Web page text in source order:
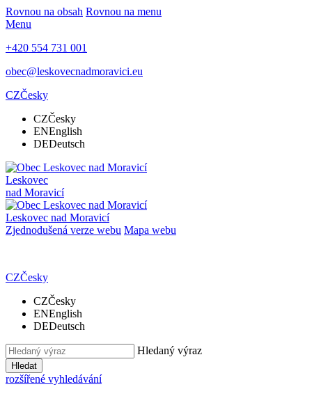
Rovnou na obsah Rovnou na menu
Menu
+420 554 731 001
obec@leskovecnadmoravici.eu
CZČesky
CZČesky
ENEnglish
DEDeutsch
Leskovec
nad Moravicí
Leskovec nad Moravicí
Zjednodušená verze webu Mapa webu
CZČesky
CZČesky
ENEnglish
DEDeutsch
Hledaný výraz
Hledat
rozšířené vyhledávání